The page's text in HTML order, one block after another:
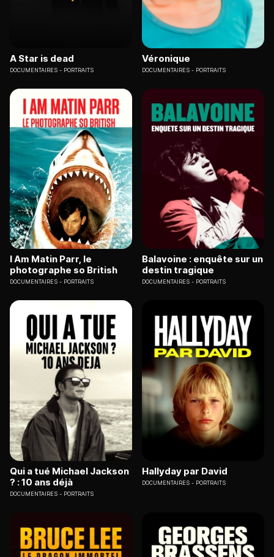
A Star is dead
DOCUMENTAIRES PORTRAITS
Véronique
DOCUMENTAIRES PORTRAITS
I Am Matin Parr, le
photographe so British
DOCUMENTAIRES PORTRAITS
Balavoine : enquête sur un
destin tragique
DOCUMENTAIRES PORTRAITS
Qui a tué Michael Jackson
? : 10 ans déjà
DOCUMENTAIRES PORTRAITS
Hallyday par David
DOCUMENTAIRES PORTRAITS